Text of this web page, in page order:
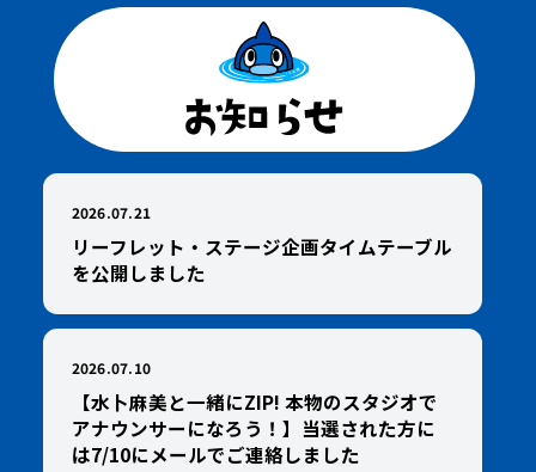
2026.07.21
リーフレット・ステージ企画タイムテーブル
を公開しました
2026.07.10
【水卜麻美と一緒にZIP! 本物のスタジオで
アナウンサーになろう！】当選された方に
は7/10にメールでご連絡しました